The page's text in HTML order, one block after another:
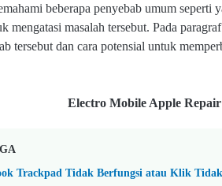
beberapa penyebab umum seperti
mengatasi masalah tersebut. Pada
tersebut dan cara potensial untuk
Electro Mobile Apple
Trackpad Tidak Berfungsi atau Klik